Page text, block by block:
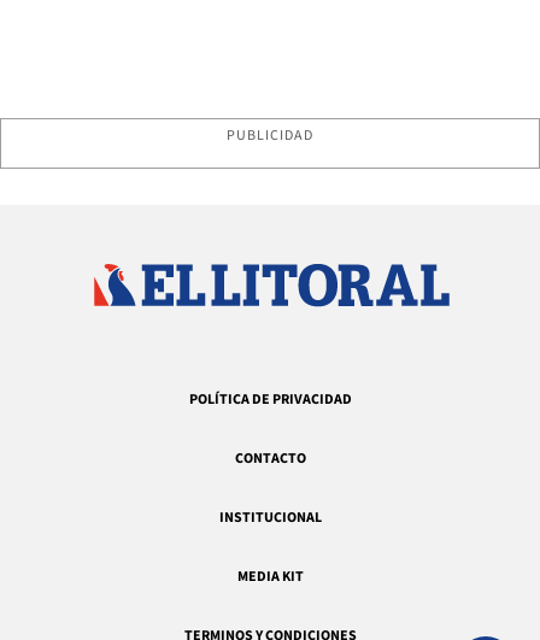
PUBLICIDAD
POLÍTICA DE PRIVACIDAD
CONTACTO
INSTITUCIONAL
MEDIA KIT